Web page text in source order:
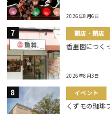
2026年8月6日
開店・閉店
香里園につく
2026年8月3日
イベント
くずモの珈琲